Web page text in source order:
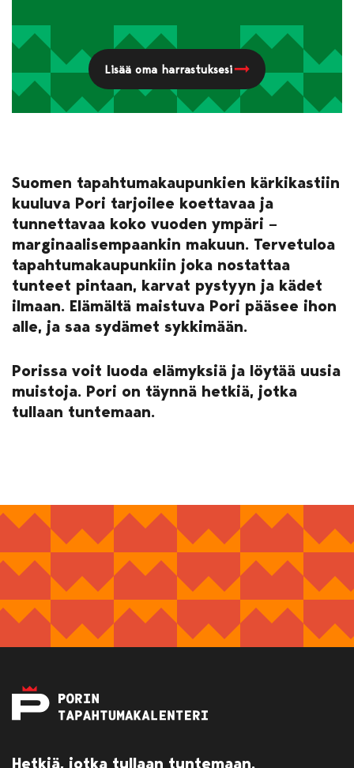
Lisää oma harrastuksesi
Suomen tapahtumakaupunkien kärkikastiin
kuuluva Pori tarjoilee koettavaa ja
tunnettavaa koko vuoden ympäri –
marginaalisempaankin makuun. Tervetuloa
tapahtumakaupunkiin joka nostattaa
tunteet pintaan, karvat pystyyn ja kädet
ilmaan. Elämältä maistuva Pori pääsee ihon
alle, ja saa sydämet sykkimään.
Porissa voit luoda elämyksiä ja löytää uusia
muistoja. Pori on täynnä hetkiä, jotka
tullaan tuntemaan.
Hetkiä, jotka tullaan tuntemaan.